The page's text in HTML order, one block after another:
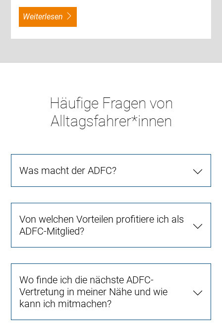
weiterlesen
Häufige Fragen von
Alltagsfahrer*innen
Was macht der ADFC?
Von welchen Vorteilen profitiere ich als
ADFC-Mitglied?
Wo finde ich die nächste ADFC-
Vertretung in meiner Nähe und wie
kann ich mitmachen?